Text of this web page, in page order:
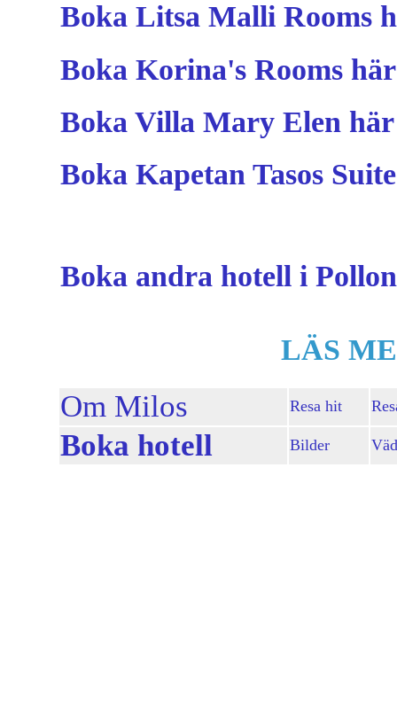
Boka Litsa Malli Rooms
Boka Korina's Rooms
Boka Villa Mary Elen
Boka Kapetan Tasos
Boka andra hotell i
LÄS
Om Milos Resa hit
Boka hotell Bilder